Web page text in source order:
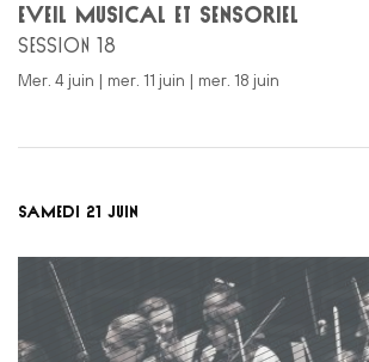
ÉVEIL MUSICAL ET SENSORIEL
SESSION 18
mer. 4 juin | mer. 11 juin | mer. 18 juin
SAMEDI 21 JUIN